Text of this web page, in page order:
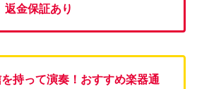
返金保証あり
持って演奏！おすすめ楽器通